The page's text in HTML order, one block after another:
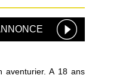
aventurier. A 18 ans